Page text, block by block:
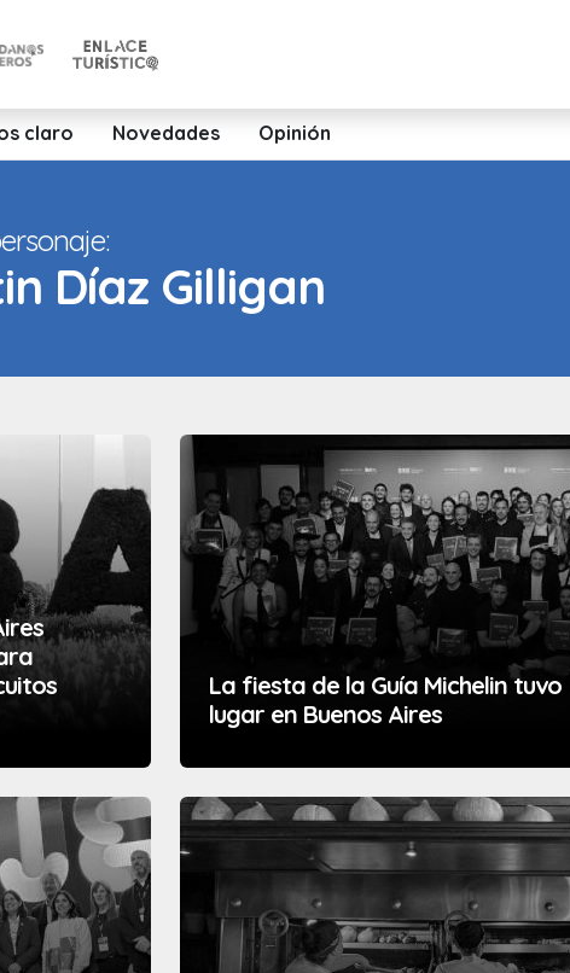
claro Novedades Opinión
Díaz Gilligan
La fiesta de la Guía Michelin tuvo
lugar en Buenos Aires